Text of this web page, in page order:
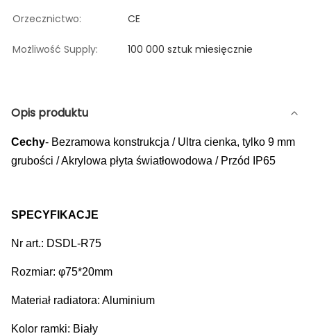
Orzecznictwo: CE
Możliwość Supply: 100 000 sztuk miesięcznie
Opis produktu
Cechy- Bezramowa konstrukcja / Ultra cienka, tylko 9 mm
grubości / Akrylowa płyta światłowodowa / Przód IP65
SPECYFIKACJE
Nr art.: DSDL-R75
Rozmiar: φ75*20mm
Materiał radiatora: Aluminium
Kolor ramki: Biały